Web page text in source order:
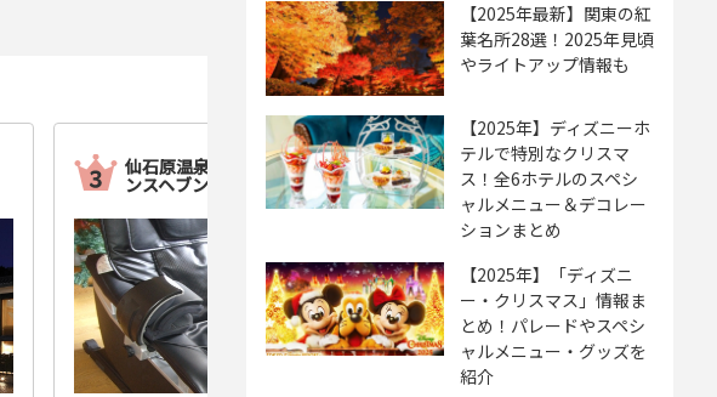
仙石原温泉 ７TH Ｈｅａｖｅｎ（セブ
ンスヘブン）
コテージ・パラディ
【2025年最新】関東の紅
葉名所28選！2025年見頃
やライトアップ情報も
【2025年】ディズニーホ
テルで特別なクリスマ
ス！全6ホテルのスペシ
ャルメニュー＆デコレー
ションまとめ
【2025年】「ディズニ
ー・クリスマス」情報ま
とめ！パレードやスペシ
ャルメニュー・グッズを
紹介